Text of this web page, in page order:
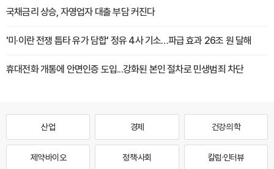
국채금리 상승, 자영업자 대출 부담 커진다
'미·이란 전쟁 틈타 유가 담합' 정유 4사 기소…파급 효과 26조 원 달해
휴대전화 개통에 안면인증 도입...강화된 본인 절차로 민생범죄 차단
산업 경제 건강·의학
제약·바이오 정책·사회 칼럼·인터뷰